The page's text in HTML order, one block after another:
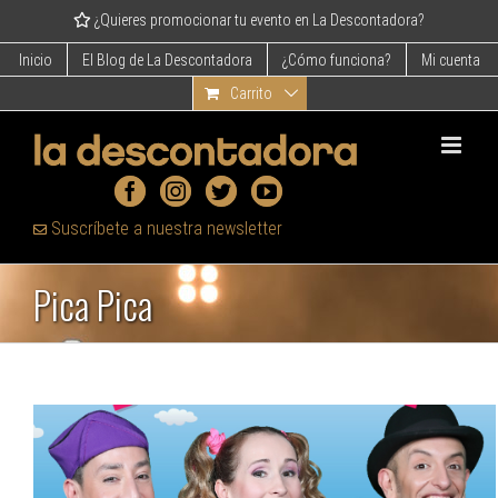
content
¿Quieres promocionar tu evento en La Descontadora?
Inicio El Blog de La Descontadora ¿Cómo funciona?
Mi cuenta
Carrito
Suscríbete a nuestra newsletter
Pica Pica